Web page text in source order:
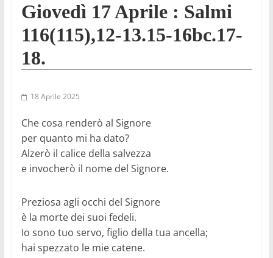
Giovedì 17 Aprile : Salmi
116(115),12-13.15-16bc.17-
18.
18 Aprile 2025
Che cosa renderò al Signore
per quanto mi ha dato?
Alzerò il calice della salvezza
e invocherò il nome del Signore.
Preziosa agli occhi del Signore
è la morte dei suoi fedeli.
Io sono tuo servo, figlio della tua ancella;
hai spezzato le mie catene.